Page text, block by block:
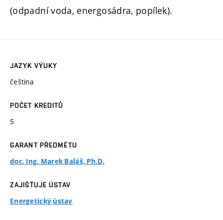
(odpadní voda, energosádra, popílek).
JAZYK VÝUKY
čeština
POČET KREDITŮ
5
GARANT PŘEDMĚTU
doc. Ing. Marek Baláš, Ph.D.
ZAJIŠŤUJE ÚSTAV
Energetický ústav